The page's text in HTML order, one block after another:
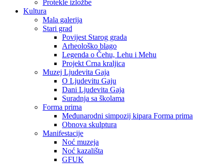
Protekle izložbe
Kultura
Mala galerija
Stari grad
Povijest Starog grada
Arheološko blago
Legenda o Čehu, Lehu i Mehu
Projekt Crna kraljica
Muzej Ljudevita Gaja
O Ljudevitu Gaju
Dani Ljudevita Gaja
Suradnja sa školama
Forma prima
Međunarodni simpozij kipara Forma prima
Obnova skulptura
Manifestacije
Noć muzeja
Noć kazališta
GFUK